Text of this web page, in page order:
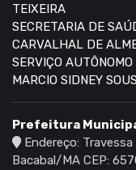
TEIXEIRA
SECRETARIA DE
CARVALHAL DE
SERVIÇO
MARCIO SIDNEY
Prefeitura
Endereço:
Bacabal/MA CEP: